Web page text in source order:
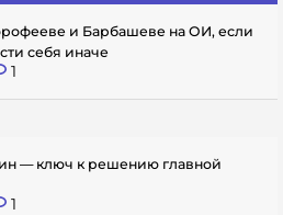
и Барбашеве на ОИ, если
себя иначе
1
— ключ к решению главной
1